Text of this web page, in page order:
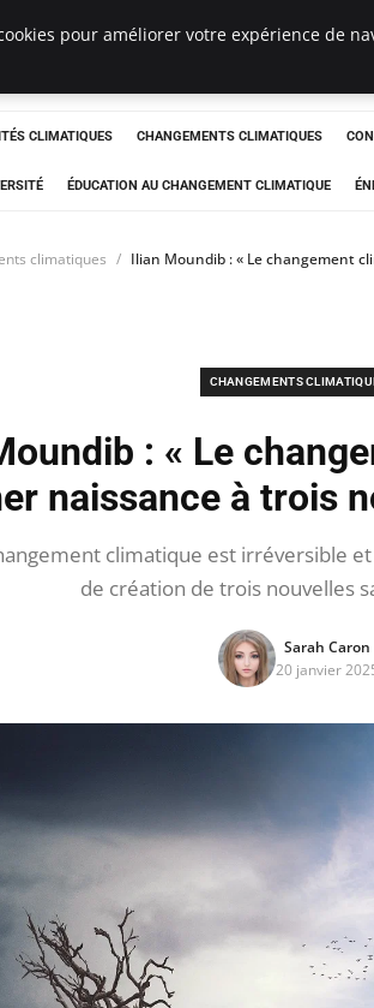
CLIMATIQUES CHANGEMENTS CLIMATIQUES
ÉDUCATION AU CHANGEMENT CLIMATIQUE
climatiques Ilian Moundib : « Le changement
CHANGEMENTS
: « Le
naissance à trois
climatique est irréversible
de création de trois nouvelles
Sarah Caron
20 janvier
pour améliorer votre expérience de